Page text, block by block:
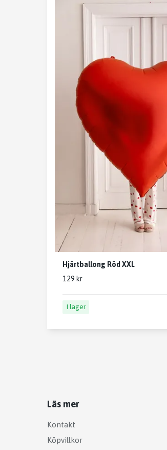
Hjärtballong Röd XXL
129 kr
I lager
Läs mer
Kontakt
Köpvillkor